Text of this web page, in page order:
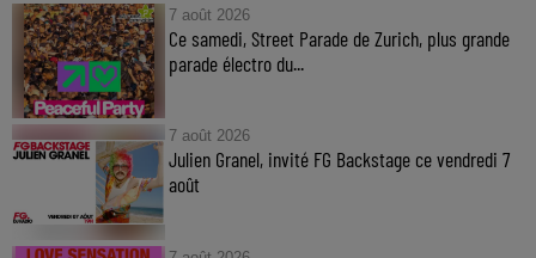
7 août 2026
Ce samedi, Street Parade de Zurich, plus grande
parade électro du...
7 août 2026
Julien Granel, invité FG Backstage ce vendredi 7
août